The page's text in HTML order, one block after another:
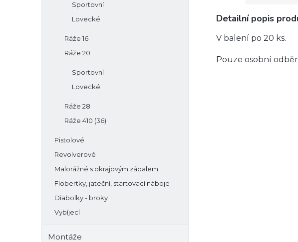
Sportovní
Lovecké
Ráže 16
Ráže 20
Sportovní
Lovecké
Ráže 28
Ráže 410 (36)
Pistolové
Revolverové
Malorážné s okrajovým zápalem
Flobertky, jateční, startovací náboje
Diabolky - broky
Vybíjecí
Montáže
Detailní popis
V balení po 20 ks.
Pouze osobní